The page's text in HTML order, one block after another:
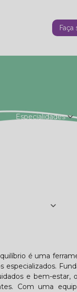
Especialidades
é uma
especializados.
e bem-estar,
Com uma